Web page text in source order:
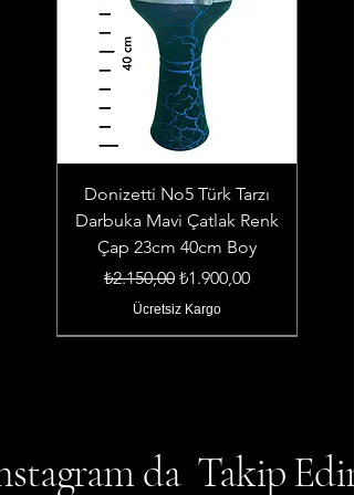
Donizetti No5 Türk Tarzı
Darbuka Mavi Çatlak Renk
Çap 23cm 40cm Boy
Normal Fiyat
₺2.150,00 İndirimli Fiyat
₺1.900,00
Ücretsiz Kargo
da Takip Edin